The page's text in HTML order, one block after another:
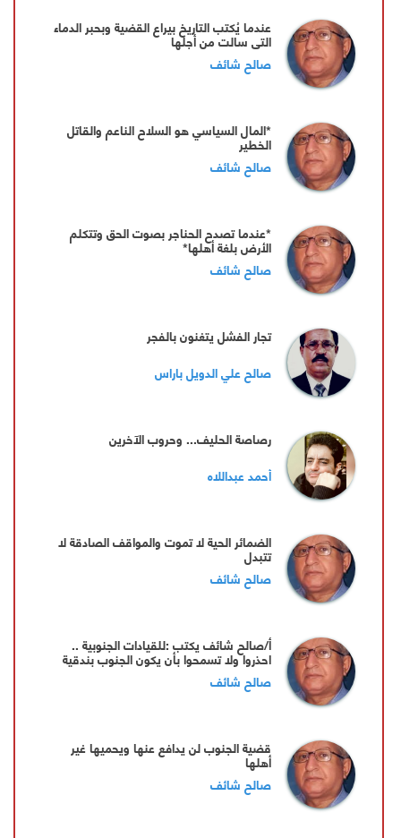
عندما يُكتب التاريخ بيراع القضية وبحبر الدماء
التي سالت من أجلها
صالح شائف
*المال السياسي هو السلاح الناعم والقاتل
الخطير
صالح شائف
*عندما تصدح الحناجر بصوت الحق وتتكلم
الأرض بلغة أهلها*
صالح شائف
تجار الفشل يتغنون بالفجر
صالح علي الدويل باراس
رصاصة الحليف... وحروب الآخرين
أحمد عبداللاه
الضمائر الحية لا تموت والمواقف الصادقة لا
تتبدل
صالح شائف
أ/صالح شائف يكتب :للقيادات الجنوبية ..
احذروا ولا تسمحوا بأن يكون الجنوب بندقية
للإيجار
صالح شائف
قضية الجنوب لن يدافع عنها ويحميها غير
أهلها
صالح شائف